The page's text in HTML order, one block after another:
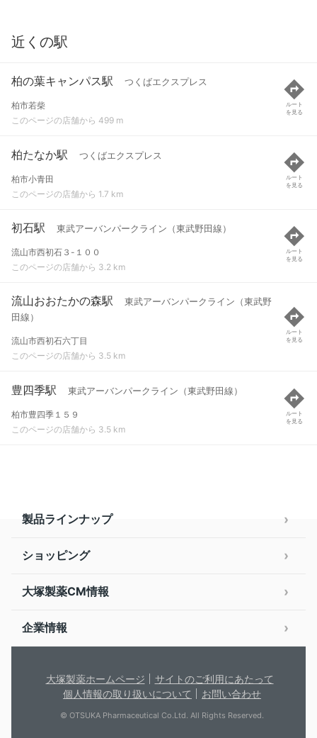
近くの駅
柏の葉キャンパス駅 つくばエクスプレス
柏市若柴
このページの店舗から 499 m
ルート
を見る
柏たなか駅 つくばエクスプレス
柏市小青田
このページの店舗から 1.7 km
ルート
を見る
初石駅 東武アーバンパークライン（東武野田線）
流山市西初石３-１００
このページの店舗から 3.2 km
ルート
を見る
流山おおたかの森駅
東武アーバンパークライン（東武野
田線）
流山市西初石六丁目
このページの店舗から 3.5 km
ルート
を見る
豊四季駅 東武アーバンパークライン（東武野田線）
柏市豊四季１５９
このページの店舗から 3.5 km
ルート
を見る
製品ラインナップ
ショッピング
大塚製薬CM情報
企業情報
大塚製薬ホームページ
サイトのご利用にあたって
個人情報の取り扱いについて
お問い合わせ
© OTSUKA Pharmaceutical Co.Ltd. All Rights Reserved.